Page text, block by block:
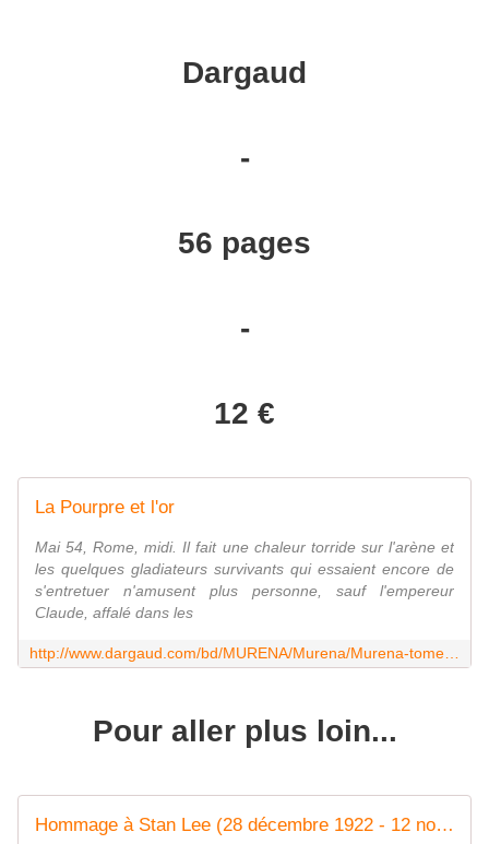
Dargaud
-
56 pages
-
12 €
La Pourpre et l'or
Mai 54, Rome, midi. Il fait une chaleur torride sur l'arène et
les quelques gladiateurs survivants qui essaient encore de
s'entretuer n'amusent plus personne, sauf l'empereur
Claude, affalé dans les
Pour aller plus loin...
Hommage à Stan Lee (28 décembre 1922 - 12 novembre 2018) - Les écrits d'un poète français